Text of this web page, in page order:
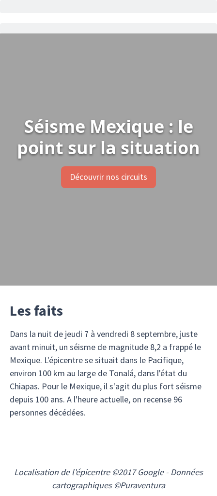
Séisme Mexique : le
point sur la situation
Découvrir nos circuits
Les faits
Dans la nuit de jeudi 7 à vendredi 8 septembre, juste
avant minuit, un séisme de magnitude 8,2 a frappé le
Mexique. L'épicentre se situait dans le Pacifique,
environ 100 km au large de Tonalá, dans l'état du
Chiapas. Pour le Mexique, il s'agit du plus fort séisme
depuis 100 ans. A l'heure actuelle, on recense 96
personnes décédées.
Localisation de l'épicentre ©2017 Google - Données
cartographiques ©Puraventura